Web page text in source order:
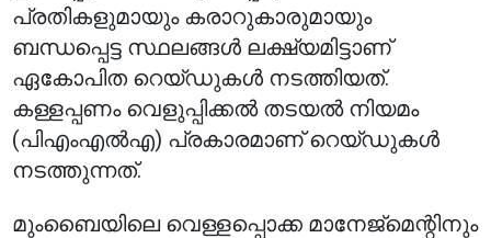
പ്രതികളുമായും കരാറുകാരുമായും
ബന്ധപ്പെട്ട സ്ഥലങ്ങൾ ലക്ഷ്യമിട്ടാണ്
ഏകോപിത റെയ്ഡുകൾ നടത്തിയത്.
കള്ളപ്പണം വെളുപ്പിക്കൽ തടയൽ നിയമം
(പിഎംഎൽഎ) പ്രകാരമാണ് റെയ്ഡുകൾ
നടത്തുന്നത്.
മുംബൈയിലെ വെള്ളപ്പൊക്ക മാനേജ്‌മെന്റിനും